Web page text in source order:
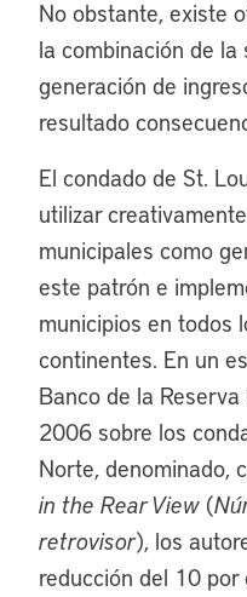
No obstante, existe
la combinación de
generación de
resultado
El condado de St.
utilizar
municipales como
este patrón e
municipios en todos
continentes. En un
Banco de la
2006 sobre los
Norte, denominado,
in the Rear View (
retrovisor), los
reducción del 10